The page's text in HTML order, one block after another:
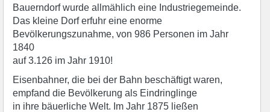
Bauerndorf wurde allmählich eine Industriegemeinde.
Das kleine Dorf erfuhr eine enorme
Bevölkerungszunahme, von 986 Personen im Jahr
1840
auf 3.126 im Jahr 1910!
Eisenbahner, die bei der Bahn beschäftigt waren,
empfand die Bevölkerung als Eindringlinge
in ihre bäuerliche Welt. Im Jahr 1875 ließen